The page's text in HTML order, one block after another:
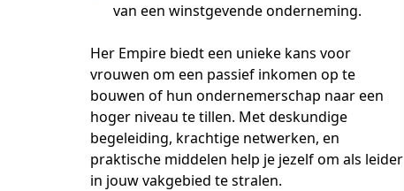
van een winstgevende onderneming.
Her Empire biedt een unieke kans voor
vrouwen om een passief inkomen op te
bouwen of hun ondernemerschap naar een
hoger niveau te tillen. Met deskundige
begeleiding, krachtige netwerken, en
praktische middelen help je jezelf om als leider
in jouw vakgebied te stralen.